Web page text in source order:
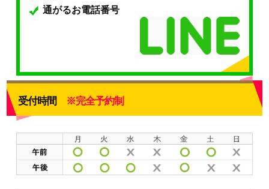
通がるお電話番号
受付時間 ※完全予約制